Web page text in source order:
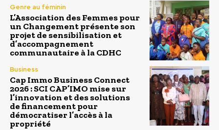
Genre au féminin
L’Association des Femmes pour
un Changement présente son
projet de sensibilisation et
d’accompagnement
communautaire à la CDHC
Business
Cap Immo Business Connect
2026 : SCI CAP’IMO mise sur
l’innovation et des solutions
de financement pour
démocratiser l’accès à la
propriété